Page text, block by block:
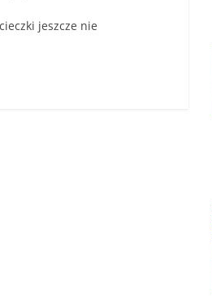
jeszcze nie